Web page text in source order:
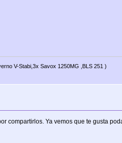
V-Stabi,3x Savox 1250MG ,BLS 251 )
compartirlos. Ya vemos que te gusta